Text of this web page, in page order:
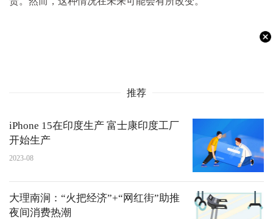
推荐
iPhone 15在印度生产 富士康印度工厂
开始生产
2023-08
大理南涧：“火把经济”+“网红街”助推
夜间消费热潮